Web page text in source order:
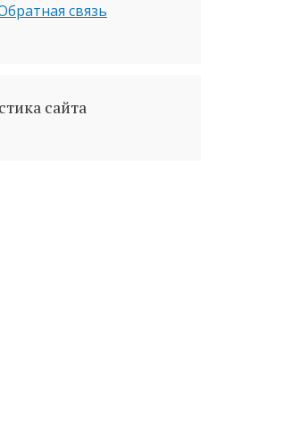
связь
сайта